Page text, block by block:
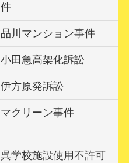
件
品川マンション事件
小田急高架化訴訟
伊方原発訴訟
マクリーン事件
呉学校施設使用不許可